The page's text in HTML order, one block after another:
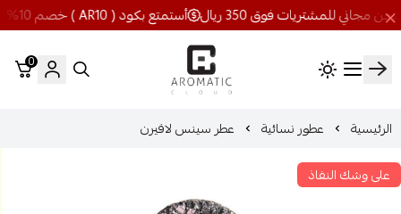
أستمتع بكود ( AR10 ) خصم 10% شحن مجاني للمشتريات فوق 350 ريال
اروماتيك كلاود
0
الرئيسية عطور نسائية
عطر سينس لافيرن
على وشك النفاذ